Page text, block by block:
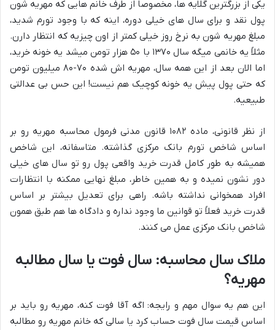
یکی از بزرگترین گلایه ها، مخصوصاً از طرف خانم هایی که مهریه شون
پول نقد و برای سال های خیلی دوره، اینه که با وجود تورم شدید،
مبلغ مهریه شون به نرخ روز خیلی کمتر از اون چیزیه که انتظار دارن.
مثلاً یه خانمی میگه سال ۱۳۷۰ با ۵۰ هزار تومن میشد یه خونه خرید،
اما الان بعد از این همه سال، مهریه اش شده ۷۰-۸۰ میلیون تومن
که حتی پول پیش یه خونه کوچیک هم نیست! این حس بی عدالتی
طبیعیه.
از نظر قانونی، ماده ۱۰۸۲ قانون مدنی فرمول محاسبه مهریه رو بر
اساس شاخص تورم بانک مرکزی گذاشته. متاسفانه، این شاخص
همیشه به طور کامل قدرت خرید واقعی پول رو تو سال های خیلی
دور نشون نمیده و به همین خاطر، مبلغ نهایی ممکنه با انتظارات
افراد همخوانی نداشته باشه. راهی برای تعدیل بیشتر بر اساس
قدرت خرید فعلاً تو قوانین ما وجود نداره و دادگاه ها هم طبق همون
شاخص بانک مرکزی عمل می کنند.
ملاک سال محاسبه: سال فوت یا سال مطالبه
مهریه؟
این هم یه سوال مهم و رایجه: اگه آقا فوت کنه، مهریه رو باید بر
اساس قیمت سال فوت حساب کرد یا سالی که خانم مهریه رو مطالبه